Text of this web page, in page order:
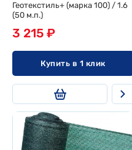
Геотекстиль+ (марка 100) / 1.6
(50 м.п.)
3 215 ₽
Купить в 1 клик